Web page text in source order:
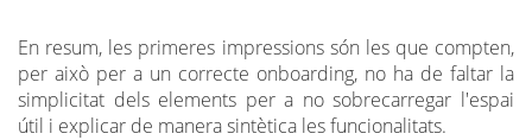
En resum, les primeres impressions són les que compten,
per això per a un correcte onboarding, no ha de faltar la
simplicitat dels elements per a no sobrecarregar l'espai
útil i explicar de manera sintètica les funcionalitats.